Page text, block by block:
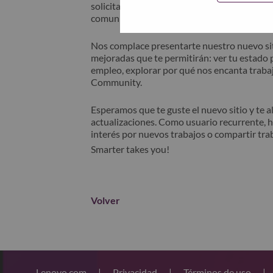
solicitante" en el asunto de su correo
comunicará contigo para obtener asistencia
Nos complace presentarte nuestro nuevo
mejoradas que te permitirán: ver tu estado
empleo, explorar por qué nos encanta
Community.
Esperamos que te guste el nuevo sitio y te
actualizaciones. Como usuario recurrente,
interés por nuevos trabajos o compartir
Smarter takes you!
Volver